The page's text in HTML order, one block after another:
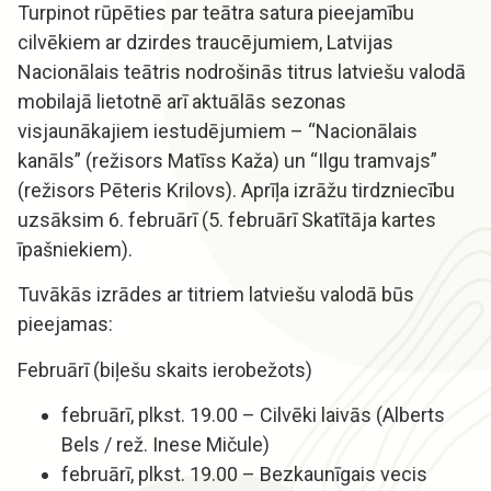
Turpinot rūpēties par teātra satura pieejamību
cilvēkiem ar dzirdes traucējumiem, Latvijas
Nacionālais teātris nodrošinās titrus latviešu valodā
mobilajā lietotnē arī aktuālās sezonas
visjaunākajiem iestudējumiem – “Nacionālais
kanāls” (režisors Matīss Kaža) un “Ilgu tramvajs”
(režisors Pēteris Krilovs). Aprīļa izrāžu tirdzniecību
uzsāksim 6. februārī (5. februārī Skatītāja kartes
īpašniekiem).
Tuvākās izrādes ar titriem latviešu valodā būs
pieejamas:
Februārī (biļešu skaits ierobežots)
februārī, plkst. 19.00 – Cilvēki laivās (Alberts
Bels / rež. Inese Mičule)
februārī, plkst. 19.00 – Bezkaunīgais vecis